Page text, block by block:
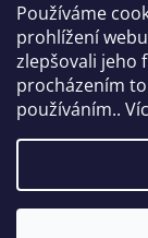
Používáme
prohlížení
zlepšovali jeho
procházením
používáním..
PŘIJÍMÁME
© 2026 Hookler.